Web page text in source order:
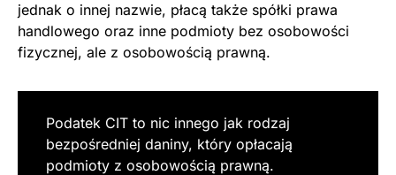
jednak o innej nazwie, płacą także spółki prawa
handlowego oraz inne podmioty bez osobowości
fizycznej, ale z osobowością prawną.
Podatek CIT to nic innego jak rodzaj
bezpośredniej daniny, który opłacają
podmioty z osobowością prawną.